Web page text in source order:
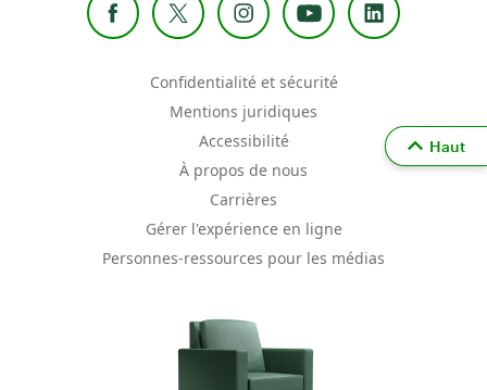
Confidentialité et sécurité
Mentions juridiques
Accessibilité
À propos de nous
Carrières
Gérer l'expérience en ligne
Personnes-ressources pour les médias
Haut